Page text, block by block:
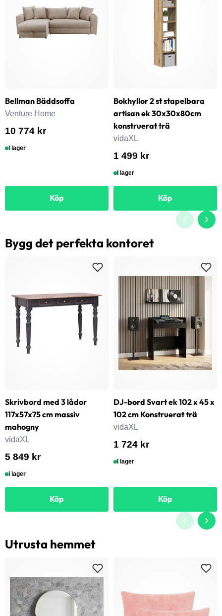
Bellman Bäddsoffa
Venture Home
10 774 kr
I lager
Köp
Bokhyllor 2 st stapelbara
artisan ek 30x30x80cm
konstruerat trä
vidaXL
1 499 kr
I lager
Köp
Bygg det perfekta kontoret
Skrivbord med 3 lådor
117x57x75 cm massiv
mahogny
vidaXL
5 849 kr
I lager
Köp
DJ-bord Svart ek 102 x 45 x
102 cm Konstruerat trä
vidaXL
1 724 kr
I lager
Köp
Utrusta hemmet